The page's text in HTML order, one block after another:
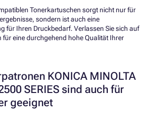
Tonerkartuschen sorgt nicht nur für
sondern ist auch eine
für Ihren Druckbedarf. Verlassen Sie sich auf
für eine durchgehend hohe Qualität Ihrer
KONICA MINOLTA
SERIES sind auch für
geeignet